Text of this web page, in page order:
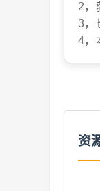
2，
3，
4，
资